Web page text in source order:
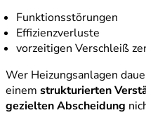
Funktionsstörungen
Effizienzverluste
vorzeitigen Verschleiß
Wer Heizungsanlagen
einem strukturierten
gezielten Abscheidung